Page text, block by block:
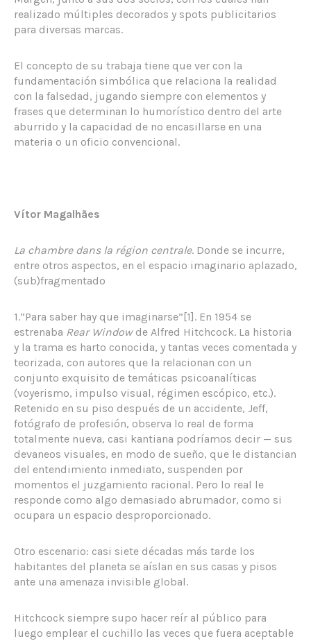
realizado múltiples decorados y spots publicitarios
para diversas marcas.
El concepto de su trabaja tiene que ver con la
fundamentación simbólica que relaciona la realidad
con la falsedad, jugando siempre con elementos y
frases que determinan lo humorístico dentro del arte
aburrido y la capacidad de no encasillarse en una
materia o un oficio convencional.
Vítor Magalhães
La chambre dans la région centrale. Donde se incurre,
entre otros aspectos, en el espacio imaginario aplazado,
(sub)fragmentado
1.“Para saber hay que imaginarse”[1]. En 1954 se
estrenaba Rear Windowde Alfred Hitchcock. La historia
y la trama es harto conocida, y tantas veces comentada y
teorizada, con autores que la relacionan con un
conjunto exquisito de temáticas psicoanalíticas
(voyerismo, impulso visual, régimen escópico, etc.).
Retenido en su piso después de un accidente, Jeff,
fotógrafo de profesión, observa lo real de forma
totalmente nueva, casi kantiana podríamos decir — sus
devaneos visuales, en modo de sueño, que le distancian
del entendimiento inmediato, suspenden por
momentos el juzgamiento racional. Pero lo real le
responde como algo demasiado abrumador, como si
ocupara un espacio desproporcionado.
Otro escenario: casi siete décadas más tarde los
habitantes del planeta se aíslan en sus casas y pisos
ante una amenaza invisible global.
Hitchcock siempre supo hacer reír al público para
luego emplear el cuchillo las veces que fuera aceptable